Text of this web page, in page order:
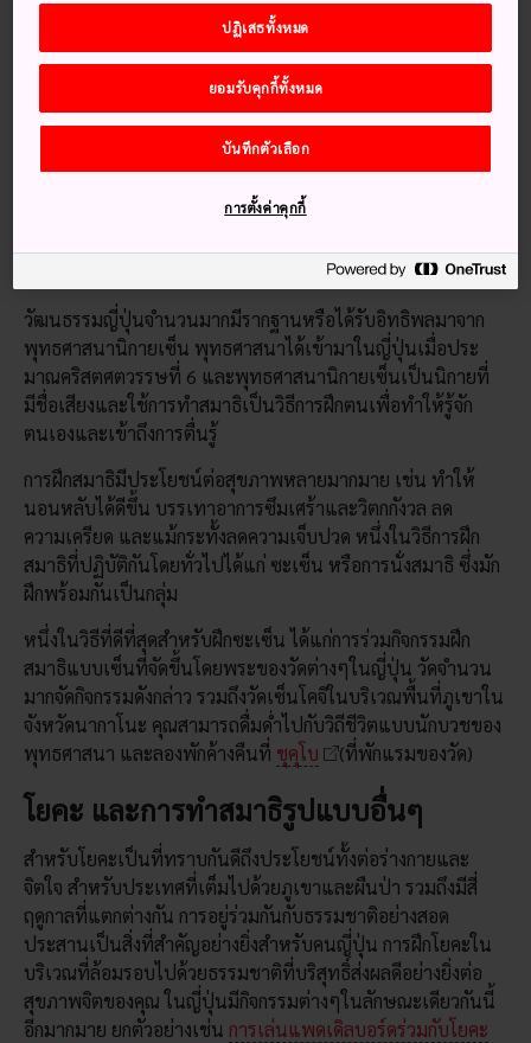
กับสุขภาพทั้งทางร่างกายและความสงบสมดุลทางจิตใจ ดังนั้นมี
กิจกรรมพักผ่อนและให้ประสบการณ์เกี่ยวกับการดูแลสุขภาพ
มากมายที่ง่ายต่อการผนวกเข้ากับการแผนการเดินทางของคุณ
ไม่ว่าจะเป็นการฝึกสมาธิ โยคะ การบำบัดด้วยผืนป่า รวมถึงการ
รับประทานเพื่อสุขภาพ กิจกรรมฟื้นฟูสภาพจิตใจเหล่านี้ยัง
ทำงานประสานไปกับธรรมชาติที่น่าทึ่งของญี่ปุ่น และความ
พร้อมกับความสดชื่นและเต็มเปี่ยมไปด้วยพลัง
วัฒนธรรมญี่ปุ่นจำนวนมากมีรากฐานหรือได้รับอิทธิพลมาจาก
พุทธศาสนานิกายเซ็น พุทธศาสนาได้เข้ามาในญี่ปุ่นเมื่อประ
มาณคริสตศตวรรษที่ 6 และพุทธศาสนานิกายเซ็นเป็นนิกายที่
มีชื่อเสียงและใช้การทำสมาธิเป็นวิธีการฝึกตนเพื่อทำให้รู้จัก
ตนเองและเข้าถึงการตื่นรู้
การฝึกสมาธิมีประโยชน์ต่อสุขภาพหลายมากมาย เช่น ทำให้
นอนหลับได้ดีขึ้น บรรเทาอาการซึมเศร้าและวิตกกังวล ลด
ความเครียด และแม้กระทั้งลดความเจ็บปวด หนึ่งในวิธีการฝึก
สมาธิที่ปฏิบัติกันโดยทั่วไปได้แก่ ซะเซ็น หรือการนั่งสมาธิ ซึ่งมัก
ฝึกพร้อมกันเป็นกลุ่ม
หนึ่งในวิธีที่ดีที่สุดสำหรับฝึกซะเซ็น ได้แก่การร่วมกิจกรรมฝึก
สมาธิแบบเซ็นที่จัดขึ้นโดยพระของวัดต่างๆในญี่ปุ่น วัดจำนวน
มากจัดกิจกรรมดังกล่าว รวมถึงวัดเซ็นโคจิในบริเวณพื้นที่ภูเขาใน
จังหวัดนากาโนะ คุณสามารถดื่มด่ำไปกับวิถีชีวิตแบบนักบวชของ
พุทธศาสนา และลองพักค้างคืนที่ ชุคุโบ (ที่พักแรมของวัด)
โยคะ และการทำสมาธิรูปแบบอื่นๆ
สำหรับโยคะเป็นที่ทราบกันดีถึงประโยชน์ทั้งต่อร่างกายและ
จิตใจ สำหรับประเทศที่เต็มไปด้วยภูเขาและผืนป่า รวมถึงมีสี่
ฤดูกาลที่แตกต่างกัน การอยู่ร่วมกันกับธรรมชาติอย่างสอด
ประสานเป็นสิ่งที่สำคัญอย่างยิ่งสำหรับคนญี่ปุ่น การฝึกโยคะใน
บริเวณที่ล้อมรอบไปด้วยธรรมชาติที่บริสุทธิ์ส่งผลดีอย่างยิ่งต่อ
สุขภาพจิตของคุณ ในญี่ปุ่นมีกิจกรรมต่างๆในลักษณะเดียวกันนี้
อีกมากมาย ยกตัวอย่างเช่น การเล่นแพดเดิลบอร์ดร่วมกับโยคะ
ปฏิเสธทั้งหมด
ยอมรับคุกกี้ทั้งหมด
บันทึกตัวเลือก
การตั้งค่าคุกกี้